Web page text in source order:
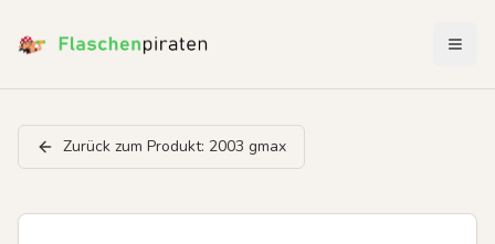
Zurück zum Produkt: 2003 gmax